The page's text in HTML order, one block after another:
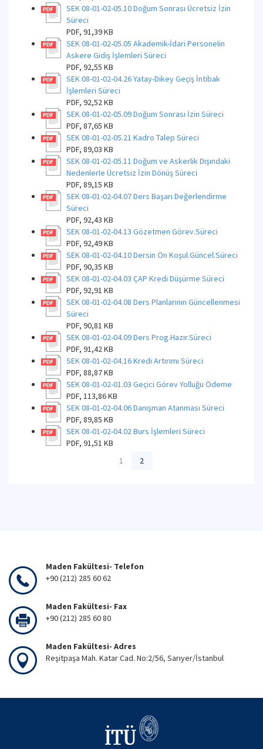
SEK 08-01-02-05.10 Doğum Sonrası Ücretsiz İzin
Süreci
PDF, 91,39 KB
SEK 08-01-02-05.05 Akademik-İdari Personelin
Askere Gidiş İşlemleri Süreci
PDF, 92,55 KB
SEK 08-01-02-04.26 Yatay-Dikey Geçiş İntibak
İşlemleri Süreci
PDF, 92,52 KB
SEK 08-01-02-05.09 Doğum Sonrası İzin Süreci
PDF, 87,65 KB
SEK 08-01-02-05.21 Kadro Talep Süreci
PDF, 89,03 KB
SEK 08-01-02-05.11 Doğum ve Askerlik Dışındaki
Nedenlerle Ücretsiz İzin Dönüş Süreci
PDF, 89,15 KB
SEK 08-01-02-04.07 Ders Başarı Değerlendirme
Süreci
PDF, 92,43 KB
SEK 08-01-02-04.13 Gözetmen Görev.Süreci
PDF, 92,49 KB
SEK 08-01-02-04.10 Dersin Ön Koşul.Güncel.Süreci
PDF, 90,35 KB
SEK 08-01-02-04.03 ÇAP Kredi Düşürme Süreci
PDF, 92,91 KB
SEK 08-01-02-04.08 Ders Planlarının Güncellenmesi
Süreci
PDF, 90,81 KB
SEK 08-01-02-04.09 Ders Prog.Hazır.Süreci
PDF, 91,42 KB
SEK 08-01-02-04.16 Kredi Artırımı Süreci
PDF, 88,87 KB
SEK 08-01-02-01.03 Geçici Görev Yolluğu Ödeme
PDF, 113,86 KB
SEK 08-01-02-04.06 Danışman Atanması Süreci
PDF, 89,85 KB
SEK 08-01-02-04.02 Burs İşlemleri Süreci
PDF, 91,51 KB
1
2
Maden Fakültesi- Telefon
+90 (212) 285 60 62
Maden Fakültesi- Fax
+90 (212) 285 60 80
Maden Fakültesi- Adres
Reşitpaşa Mah. Katar Cad. No:2/56, Sarıyer/İstanbul